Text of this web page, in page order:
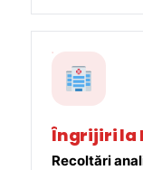
Îngrijiri la
Recoltări